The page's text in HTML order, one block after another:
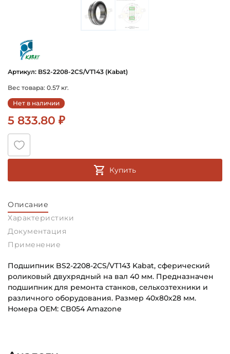
Артикул: BS2-2208-2CS/VT143 (Kabat)
Вес товара: 0.57 кг.
Нет в наличии
5 833.80 ₽
Купить
Описание
Характеристики
Применение
Документация
Подшипник BS2-2208-2CS/VT143 Kabat, сферический
роликовый двухрядный на вал 40 мм. Предназначен
подшипник для ремонта станков, сельхозтехники и
различного оборудования. Размер 40х80х28 мм.
Номера OEM: CB054 Amazone